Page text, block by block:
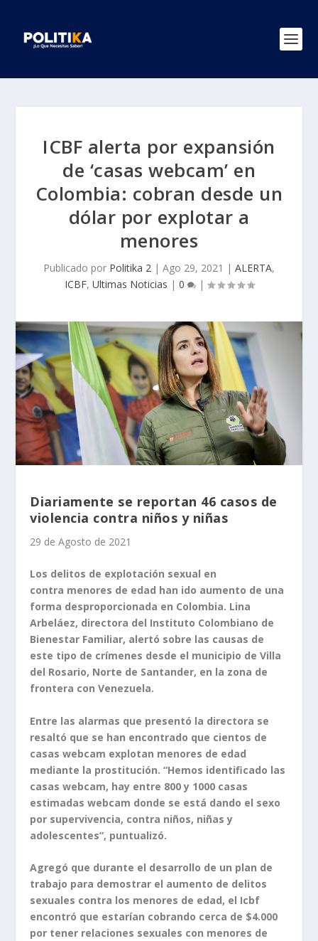
ICBF alerta por expansión
de ‘casas webcam’ en
Colombia: cobran desde un
dólar por explotar a
menores
Publicado por Politika 2 | Ago 29, 2021 | ALERTA,
ICBF, Ultimas Noticias | 0 |
Diariamente se reportan 46 casos de
violencia contra niños y niñas
29 de Agosto de 2021
Los delitos de explotación sexual en
contra menores de edad han ido aumento de una
forma desproporcionada en Colombia. Lina
Arbeláez, directora del Instituto Colombiano de
Bienestar Familiar, alertó sobre las causas de
este tipo de crímenes desde el municipio de Villa
del Rosario, Norte de Santander, en la zona de
frontera con Venezuela.
Entre las alarmas que presentó la directora se
resaltó que se han encontrado que cientos de
casas webcam explotan menores de edad
mediante la prostitución. “Hemos identificado las
casas webcam, hay entre 800 y 1000 casas
estimadas webcam donde se está dando el sexo
por supervivencia, contra niños, niñas y
adolescentes”, puntualizó.
Agregó que durante el desarrollo de un plan de
trabajo para demostrar el aumento de delitos
sexuales contra los menores de edad, el Icbf
encontró que estarían cobrando cerca de $4.000
por tener relaciones sexuales con menores de